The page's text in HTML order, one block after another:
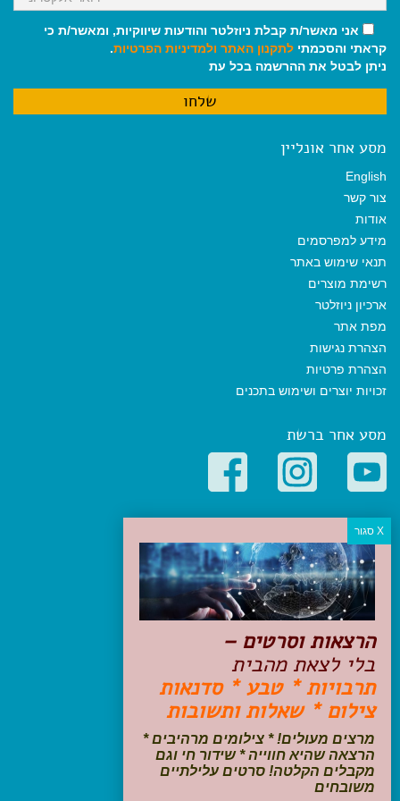
אני מאשר/ת קבלת ניוזלטר והודעות שיווקיות, ומאשר/ת כי
קראתי והסכמתי לתקנון האתר ולמדיניות הפרטיות.
ניתן לבטל את ההרשמה בכל עת
מסע אחר אונליין
English
צור קשר
אודות
מידע למפרסמים
תנאי שימוש באתר
רשימת מוצרים
ארכיון ניוזלטר
מפת אתר
הצהרת נגישות
הצהרת פרטיות
זכויות יוצרים ושימוש בתכנים
מסע אחר ברשת
קטגוריות פופולריות
יעדים
טיולים בישראל
מלונות בוטיק בישראל
טיפים והמלצות
הכנות לנסיעה
טיולי ג'יפים
טיולים עם ילדים
שייט, הפלגות, קרוזים
עקבו אחרינו בפייסבוק
הרצאות וסרטים –
בלי לצאת מהבית
תרבויות * טבע * סדנאות
צילום * שאלות ותשובות
מרצים מעולים! * צילומים מרהיבים *
הרצאה שהיא חווייה * שידור חי וגם
מקבלים הקלטה! סרטים עלילתיים
משובחים